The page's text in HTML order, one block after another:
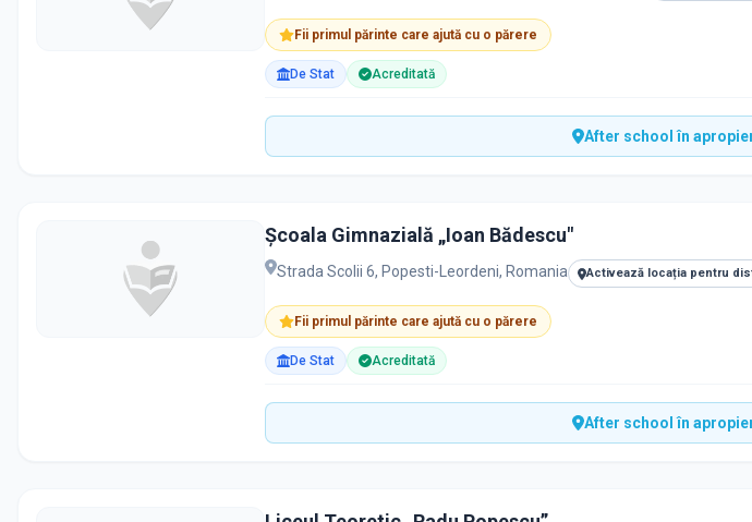
Fii primul părinte care ajută cu o părere
De Stat Acreditată
After school în
Școala Gimnazială „Ioan Bădescu"
Strada Scolii 6, Popesti-Leordeni, Romania Activează locația pentru
Fii primul părinte care ajută cu o părere
De Stat Acreditată
After school în